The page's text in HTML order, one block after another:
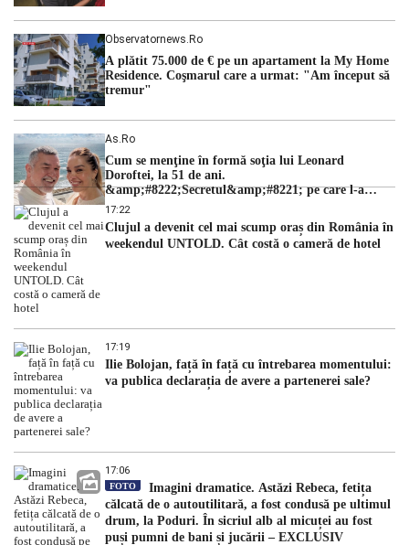
Observatornews.ro
A plătit 75.000 de € pe un apartament la My Home
Residence. Coşmarul care a urmat: "Am început să
tremur"
As.ro
Cum se menţine în formă soţia lui Leonard
Doroftei, la 51 de ani.
&amp;#8222;Secretul&amp;#8221; pe care l-a
dezvăluit
17:22
Clujul a devenit cel mai scump oraș din România în
weekendul UNTOLD. Cât costă o cameră de hotel
17:19
Ilie Bolojan, față în față cu întrebarea momentului:
va publica declarația de avere a partenerei sale?
17:06
FOTO
Imagini dramatice. Astăzi Rebeca, fetița
călcată de o autoutilitară, a fost condusă pe ultimul
drum, la Poduri. În sicriul alb al micuței au fost
puși pumni de bani și jucării – EXCLUSIV